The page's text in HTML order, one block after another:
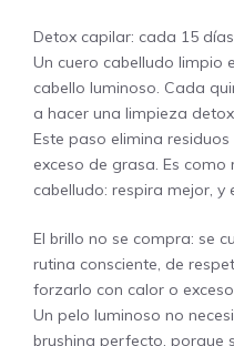
Detox capilar: cada 15
Un cuero cabelludo limpio
cabello luminoso. Cada
a hacer una limpieza
Este paso elimina
exceso de grasa. Es
cabelludo: respira mejor, y
El brillo no se compra: se
rutina consciente, de
forzarlo con calor o
Un pelo luminoso no
brushing perfecto, porque